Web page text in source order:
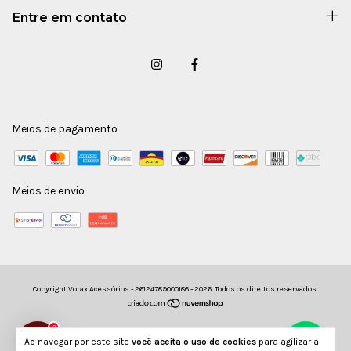
Ao navegar por este site você aceita o uso de cookies para agilizar a
Entre em contato
Meios de pagamento
Meios de envio
Copyright Vorax Acessórios - 26124789000186 - 2026. Todos os direitos reservados.
2